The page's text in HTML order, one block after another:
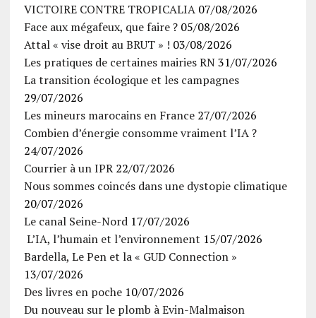
VICTOIRE CONTRE TROPICALIA 07/08/2026
Face aux mégafeux, que faire ? 05/08/2026
Attal « vise droit au BRUT » ! 03/08/2026
Les pratiques de certaines mairies RN 31/07/2026
La transition écologique et les campagnes
29/07/2026
Les mineurs marocains en France 27/07/2026
Combien d’énergie consomme vraiment l’IA ?
24/07/2026
Courrier à un IPR 22/07/2026
Nous sommes coincés dans une dystopie climatique
20/07/2026
Le canal Seine-Nord 17/07/2026
L’IA, l’humain et l’environnement 15/07/2026
Bardella, Le Pen et la « GUD Connection »
13/07/2026
Des livres en poche 10/07/2026
Du nouveau sur le plomb à Evin-Malmaison